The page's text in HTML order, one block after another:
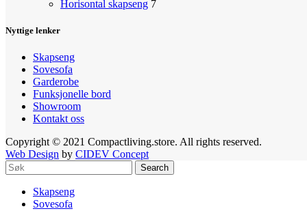
Horisontal skapseng 7
Nyttige lenker
Skapseng
Sovesofa
Garderobe
Funksjonelle bord
Showroom
Kontakt oss
Copyright © 2021 Compactliving.store. All rights reserved.
Web Design by CIDEV Concept
Search
Skapseng
Sovesofa